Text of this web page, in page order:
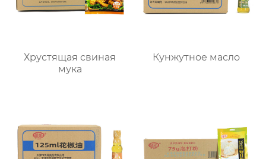
Хрустящая свиная
мука
Кунжутное масло